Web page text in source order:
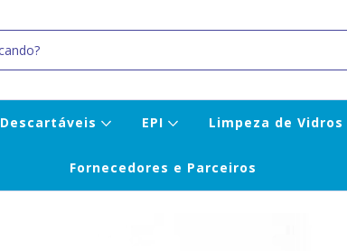
Descartáveis EPI Limpeza de Vidros
Fornecedores e Parceiros